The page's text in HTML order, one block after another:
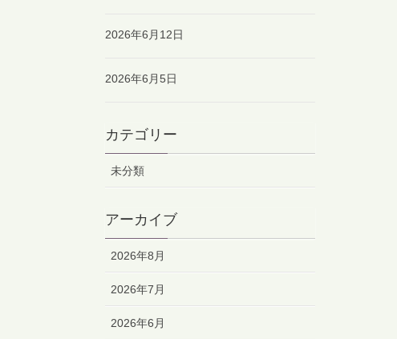
2026年6月12日
2026年6月5日
カテゴリー
未分類
アーカイブ
2026年8月
2026年7月
2026年6月